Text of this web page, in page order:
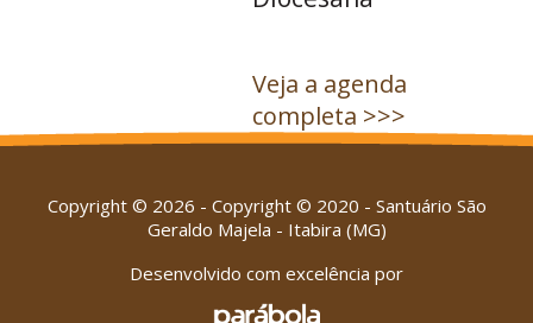
Veja a agenda
completa >>>
Copyright © 2026 - Copyright © 2020 - Santuário São
Geraldo Majela - Itabira (MG)
Desenvolvido com excelência por